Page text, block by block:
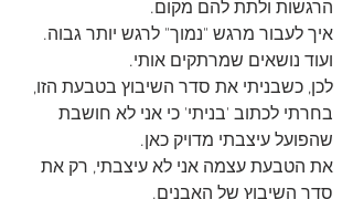
הרגשות ולתת להם מקום.
איך לעבור מרגש "נמוך" לרגש יותר גבוה.
ועוד נושאים שמרתקים אותי.
לכן, כשבניתי את סדר השיבוץ בטבעת הזו,
בחרתי לכתוב 'בניתי' כי אני לא חושבת
שהפועל עיצבתי מדויק כאן.
את הטבעת עצמה אני לא עיצבתי, רק את
סדר השיבוץ של האבנים.